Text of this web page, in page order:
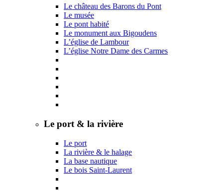
Le château des Barons du Pont
Le musée
Le pont habité
Le monument aux Bigoudens
L’église de Lambour
L’église Notre Dame des Carmes
Le port & la rivière
Le port
La rivière & le halage
La base nautique
Le bois Saint-Laurent